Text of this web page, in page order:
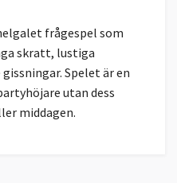
frågespel som
skratt, lustiga
Spelet är en
utan dess
middagen.